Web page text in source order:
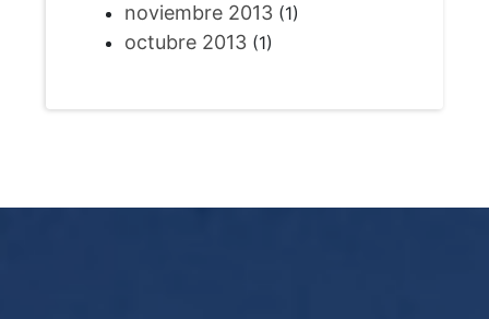
noviembre 2013(1)
octubre 2013(1)